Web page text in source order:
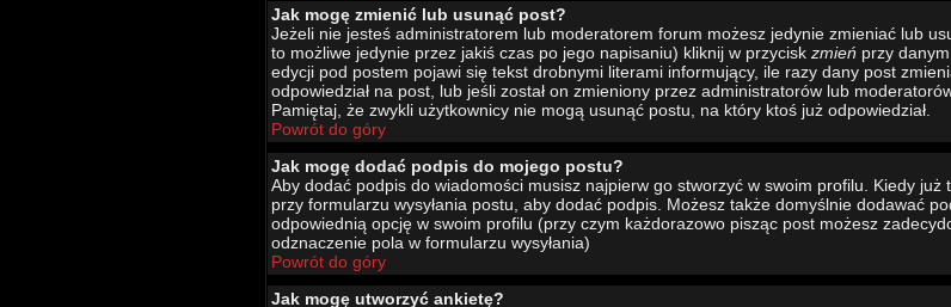
Jak mogę zmienić lub usunąć post?
Jeżeli nie jesteś administratorem lub moderatorem forum możesz jedynie zmieniać lub
to możliwe jedynie przez jakiś czas po jego napisaniu) kliknij w przycisk zmień przy
edycji pod postem pojawi się tekst drobnymi literami informujący, ile razy dany post
odpowiedział na post, lub jeśli został on zmieniony przez administratorów lub
Pamiętaj, że zwykli użytkownicy nie mogą usunąć postu, na który ktoś już odpowiedział.
Powrót do góry
Jak mogę dodać podpis do mojego postu?
Aby dodać podpis do wiadomości musisz najpierw go stworzyć w swoim profilu. Kiedy już
przy formularzu wysyłania postu, aby dodać podpis. Możesz także domyślnie dodawać
odpowiednią opcję w swoim profilu (przy czym każdorazowo pisząc post możesz
odznaczenie pola w formularzu wysyłania)
Powrót do góry
Jak mogę utworzyć ankietę?